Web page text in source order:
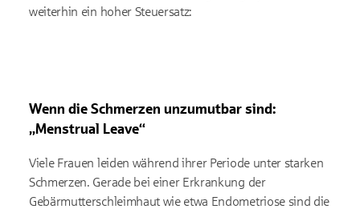
weiterhin ein hoher Steuersatz:
Wenn die Schmerzen unzumutbar sind:
„Menstrual Leave“
Viele Frauen leiden während ihrer Periode unter starken
Schmerzen. Gerade bei einer Erkrankung der
Gebärmutterschleimhaut wie etwa Endometriose sind die